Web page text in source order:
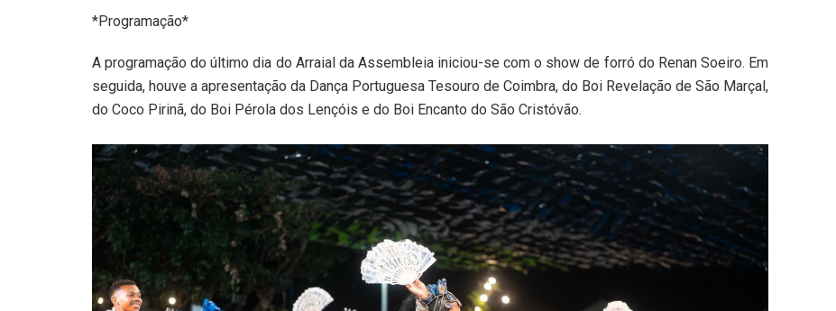
*Programação*
A programação do último dia do Arraial da Assembleia iniciou-se com o show de forró do Renan Soeiro. Em
seguida, houve a apresentação da Dança Portuguesa Tesouro de Coimbra, do Boi Revelação de São Marçal,
do Coco Pirinã, do Boi Pérola dos Lençóis e do Boi Encanto do São Cristóvão.